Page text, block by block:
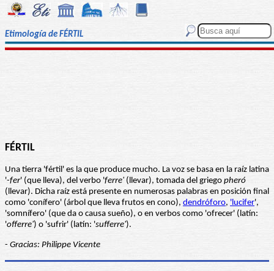
Etimología de FÉRTIL
FÉRTIL
Una tierra 'fértil' es la que produce mucho. La voz se basa en la raíz latina
'-fer' (que lleva), del verbo 'ferre' (llevar), tomada del griego pheró
(llevar). Dicha raíz está presente en numerosas palabras en posición final
como 'conífero' (árbol que lleva frutos en cono), dendróforo, 'lucifer',
'somnífero' (que da o causa sueño), o en verbos como 'ofrecer' (latín:
'offerre') o 'sufrir' (latín: 'sufferre').
- Gracias: Philippe Vicente